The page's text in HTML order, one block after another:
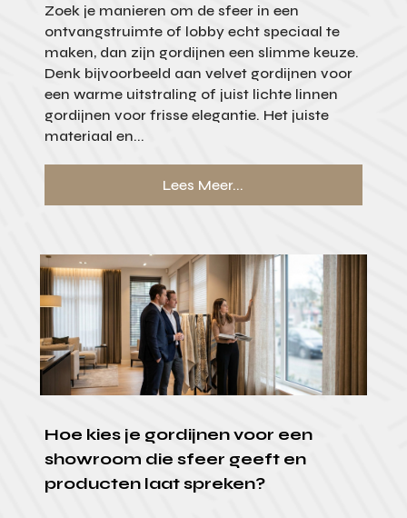
Zoek je manieren om de sfeer in een
ontvangstruimte of lobby echt speciaal te
maken, dan zijn gordijnen een slimme keuze.
Denk bijvoorbeeld aan velvet gordijnen voor
een warme uitstraling of juist lichte linnen
gordijnen voor frisse elegantie. Het juiste
materiaal en...
Lees Meer...
Hoe kies je gordijnen voor een
showroom die sfeer geeft en
producten laat spreken?